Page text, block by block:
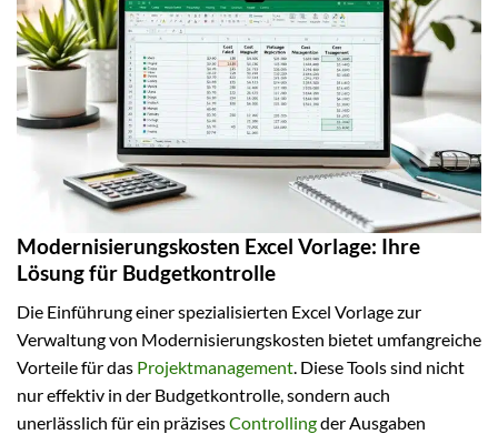
Modernisierungskosten Excel Vorlage: Ihre
Lösung für Budgetkontrolle
Die Einführung einer spezialisierten Excel Vorlage zur
Verwaltung von Modernisierungskosten bietet umfangreiche
Vorteile für das Projektmanagement . Diese Tools sind nicht
nur effektiv in der Budgetkontrolle, sondern auch
unerlässlich für ein präzisesControllingder Ausgaben